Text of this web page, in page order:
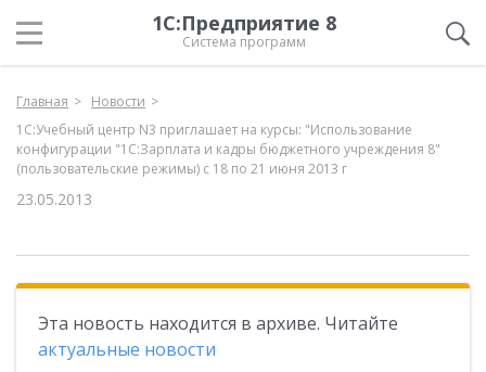
1С:Предприятие 8
Система программ
Главная
Новости
1С:Учебный центр N3 приглашает на курсы: "Использование
конфигурации "1C:Зарплата и кадры бюджетного учреждения 8"
(пользовательские режимы) с 18 по 21 июня 2013 г
23.05.2013
Эта новость находится в архиве. Читайте
актуальные новости